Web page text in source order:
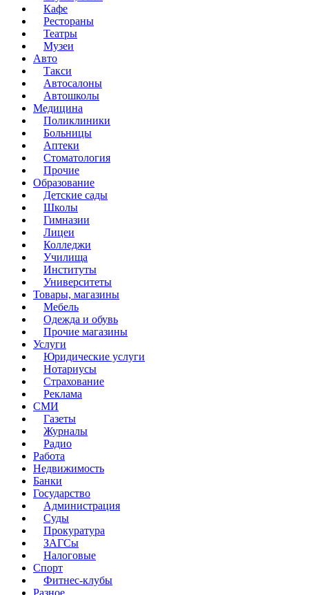
Кафе
Рестораны
Театры
Музеи
Авто
Такси
Автосалоны
Автошколы
Медицина
Поликлиники
Больницы
Аптеки
Стоматология
Прочие
Образование
Детские сады
Школы
Гимназии
Лицеи
Колледжи
Училища
Институты
Университеты
Товары, магазины
Мебель
Одежда и обувь
Прочие магазины
Услуги
Юридические услуги
Нотариусы
Страхование
Реклама
СМИ
Газеты
Журналы
Радио
Работа
Недвижимость
Банки
Государство
Администрация
Суды
Прокуратура
ЗАГСы
Налоговые
Спорт
Фитнес-клубы